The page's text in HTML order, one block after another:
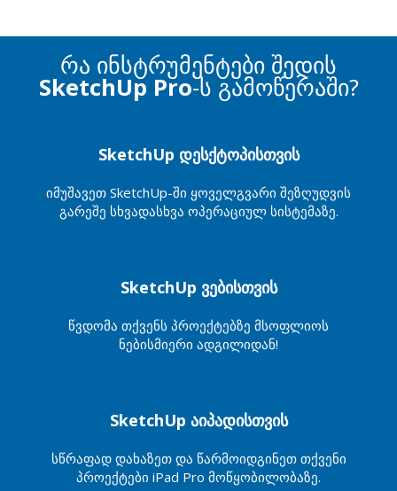
რა ინსტრუმენტები შედის
SketchUp Pro-ს გამოწერაში?
SketchUp დესქტოპისთვის
იმუშავეთ SketchUp-ში ყოველგვარი შეზღუდვის
გარეშე სხვადასხვა ოპერაციულ სისტემაზე.
SketchUp ვებისთვის
წვდომა თქვენს პროექტებზე მსოფლიოს
ნებისმიერი ადგილიდან!
SketchUp აიპადისთვის
სწრაფად დახაზეთ და წარმოიდგინეთ თქვენი
პროექტები iPad Pro მოწყობილობაზე.